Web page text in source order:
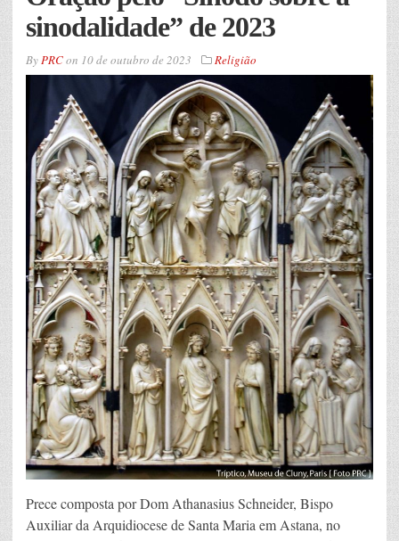
sinodalidade” de 2023
ByPRCon 10 de outubro de 2023 Religião
Prece composta por Dom Athanasius Schneider, Bispo
Auxiliar da Arquidiocese de Santa Maria em Astana, no